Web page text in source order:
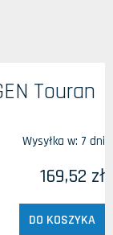
Touran
Wysyłka w: 7 dni
169,52 zł
DO KOSZYKA